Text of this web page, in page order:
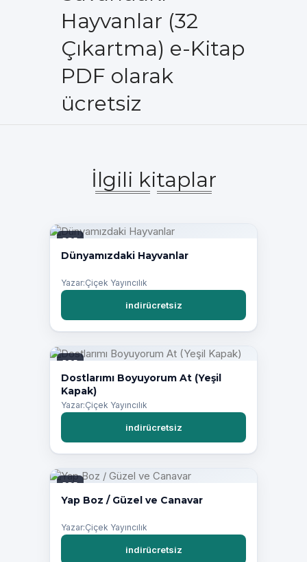
Hayvanlar (32
Çıkartma) e-Kitap
PDF olarak
ücretsiz
İlgili kitaplar
PDF
Dünyamızdaki Hayvanlar
Yazar:Çiçek Yayıncılık
indirücretsiz
PDF
Dostlarımı Boyuyorum At (Yeşil
Kapak)
Yazar:Çiçek Yayıncılık
indirücretsiz
PDF
Yap Boz / Güzel ve Canavar
Yazar:Çiçek Yayıncılık
indirücretsiz